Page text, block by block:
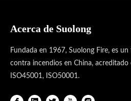
Acerca de Suolong
Fundada en 1967, Suolong Fire, es
contra incendios en China,
ISO45001, ISO50001.